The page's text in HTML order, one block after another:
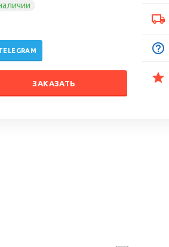
ЗАКАЗАТЬ